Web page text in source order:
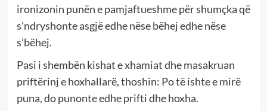
ironizonin punën e pamjaftueshme për shumçka që
s’ndryshonte asgjë edhe nëse bëhej edhe nëse
s’bëhej.
Pasi i shembën kishat e xhamiat dhe masakruan
priftërinj e hoxhallarë, thoshin: Po të ishte e mirë
puna, do punonte edhe prifti dhe hoxha.